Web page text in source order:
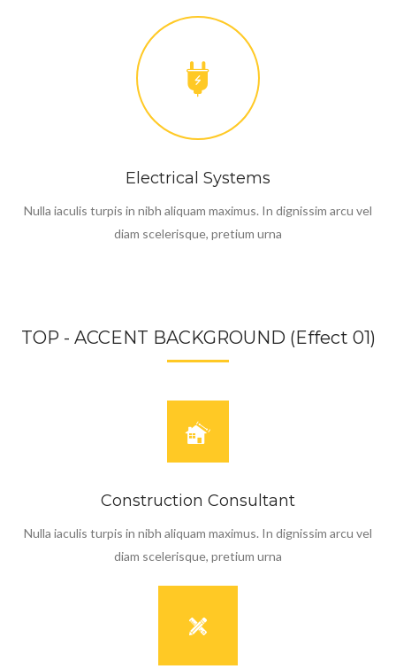
Electrical Systems
Nulla iaculis turpis in nibh aliquam maximus. In dignissim arcu vel
diam scelerisque, pretium urna
TOP - ACCENT BACKGROUND (Effect 01)
Construction Consultant
Nulla iaculis turpis in nibh aliquam maximus. In dignissim arcu vel
diam scelerisque, pretium urna